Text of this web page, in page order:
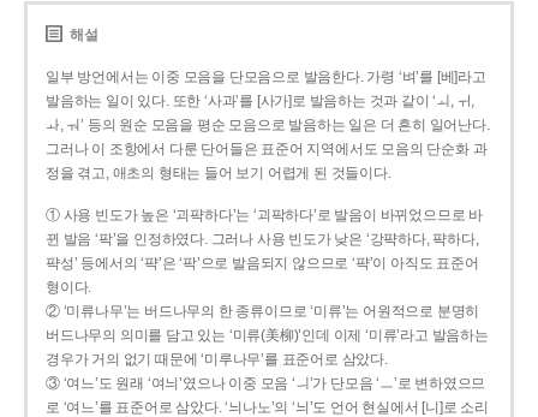
해설
일부 방언에서는 이중 모음을 단모음으로 발음한다. 가령 ‘벼’를 [베]라고
발음하는 일이 있다. 또한 ‘사과’를 [사가]로 발음하는 것과 같이 ‘ㅚ, ㅟ,
ㅘ, ㅝ’ 등의 원순 모음을 평순 모음으로 발음하는 일은 더 흔히 일어난다.
그러나 이 조항에서 다룬 단어들은 표준어 지역에서도 모음의 단순화 과
정을 겪고, 애초의 형태는 들어 보기 어렵게 된 것들이다.
① 사용 빈도가 높은 ‘괴퍅하다’는 ‘괴팍하다’로 발음이 바뀌었으므로 바
뀐 발음 ‘팍’을 인정하였다. 그러나 사용 빈도가 낮은 ‘강퍅하다, 퍅하다,
퍅성’ 등에서의 ‘퍅’은 ‘팍’으로 발음되지 않으므로 ‘퍅’이 아직도 표준어
형이다.
② ‘미류나무’는 버드나무의 한 종류이므로 ‘미류’는 어원적으로 분명히
버드나무의 의미를 담고 있는 ‘미류(美柳)’인데 이제 ‘미류’라고 발음하는
경우가 거의 없기 때문에 ‘미루나무’를 표준어로 삼았다.
③ ‘여느’도 원래 ‘여늬’였으나 이중 모음 ‘ㅢ’가 단모음 ‘ㅡ’로 변하였으므
로 ‘여느’를 표준어로 삼았다. ‘늬나노’의 ‘늬’도 언어 현실에서 [니]로 소리